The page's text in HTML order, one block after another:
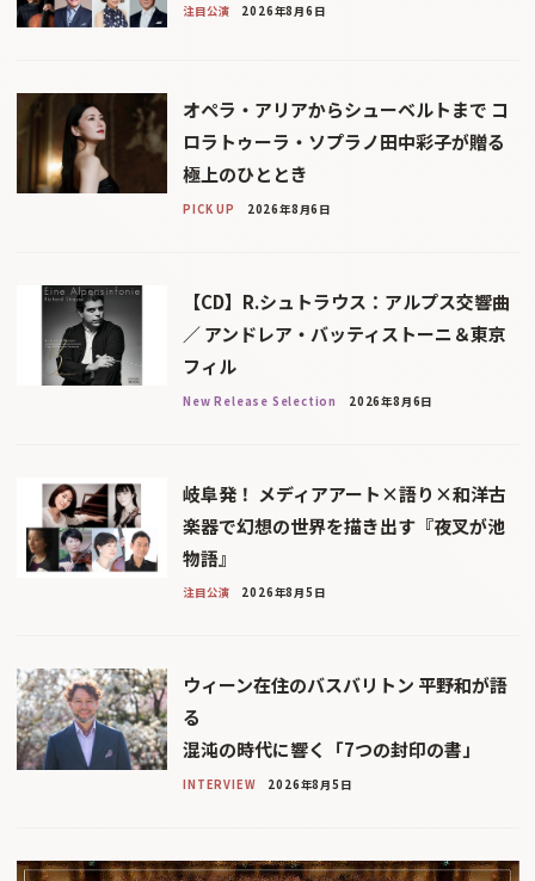
注目公演 2026年8月6日
オペラ・アリアからシューベルトまで コ
ロラトゥーラ・ソプラノ田中彩子が贈る
極上のひととき
PICK UP 2026年8月6日
【CD】R.シュトラウス：アルプス交響曲
／ アンドレア・バッティストーニ＆東京
フィル
New Release Selection 2026年8月6日
岐阜発！ メディアアート×語り×和洋古
楽器で幻想の世界を描き出す『夜叉が池
物語』
注目公演 2026年8月5日
ウィーン在住のバスバリトン 平野和が語
る
混沌の時代に響く「7つの封印の書」
INTERVIEW 2026年8月5日